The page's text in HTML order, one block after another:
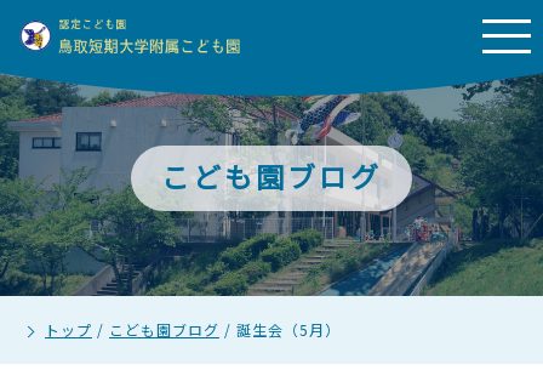
こども園ブログ
トップ / こども園ブログ / 誕生会（5月）